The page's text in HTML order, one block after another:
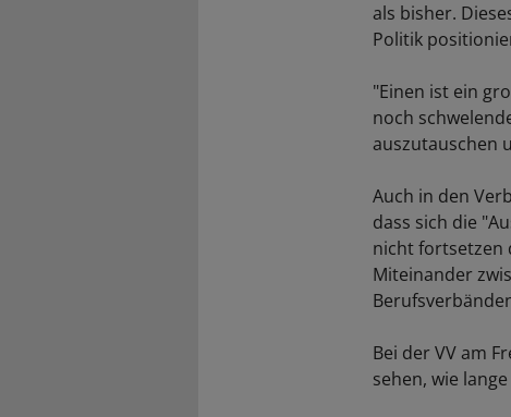
als bisher.
Politik
"Einen ist ein
noch
auszutauschen
Auch in den
dass sich die
nicht fortsetzen
Miteinander
Bei der VV am
sehen, wie